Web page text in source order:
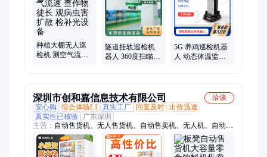
种植大棚无人巡
检机 测空气流速
隧道挂轨巡检机
器人 360度扫瞄
5G 养鸡巡检机器
人 动态体温监测
深圳市创和嘉信息技术有限公司
洽谈
安心购
综合体验L1 真实工厂 回复及时 出价迅速
真实性已核验
广东深圳
主营： 自动售货机、无人售货机、自动售卖机、无人机、自动贩
卖机、智能售卖机、自助饮料机、自助售货机、自动售货机饮料
机、24小时无人售货、无人自动售货机、自动售货机饮料售卖